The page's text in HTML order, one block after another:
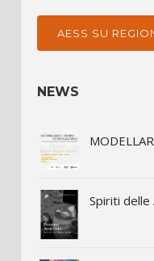
AESS SU
NEWS
Spiriti delle